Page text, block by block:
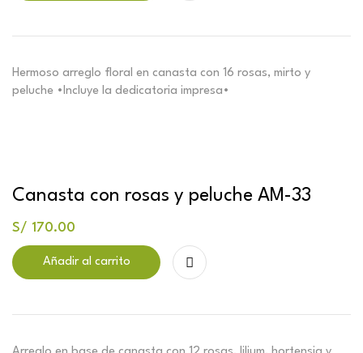
Hermoso arreglo floral en canasta con 16 rosas, mirto y
peluche •Incluye la dedicatoria impresa•
Canasta con rosas y peluche AM-33
S/ 170.00
Añadir al carrito